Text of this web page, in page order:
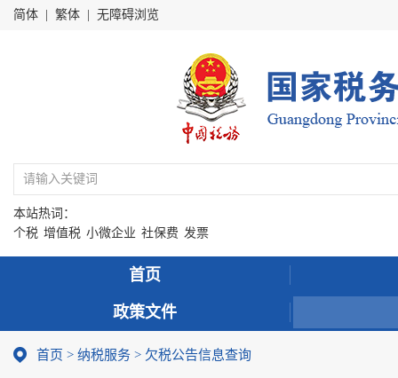
简体 繁体 无障碍浏览
本站热词：
个税 增值税 小微企业 社保费 发票
首页
政策文件
首页 > 纳税服务 > 欠税公告信息查询